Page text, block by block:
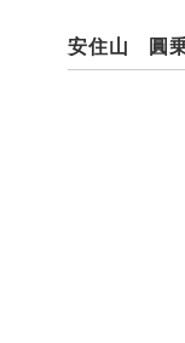
安住山 圓